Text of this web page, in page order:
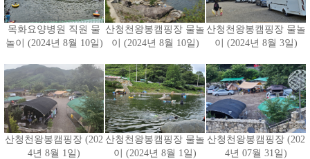
목화요양병원 직원 물
놀이 (2024년 8월 10일)
산청천왕봉캠핑장 물놀
이 (2024년 8월 10일)
산청천왕봉캠핑장 물놀
이 (2024년 8월 3일)
산청천왕봉캠핑장 (202
4년 8월 1일)
산청천왕봉캠핑장 물놀
이 (2024년 8월 1일)
산청천왕봉캠핑장 (202
4년 07월 31일)